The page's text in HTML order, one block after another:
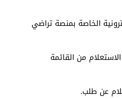
الخاصة بمنصة تراضي
من القائمة
عن طلب.